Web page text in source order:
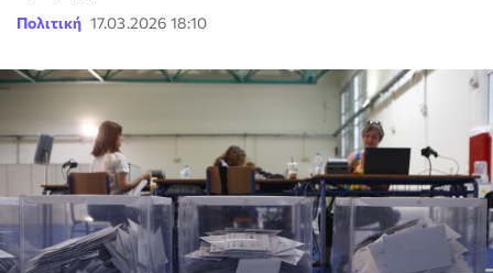
Πολιτική 17.03.2026 18:10